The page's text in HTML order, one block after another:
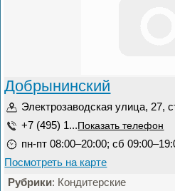
Добрынинский
Электрозаводская улица, 27,
+7 (495) 1... Показать телефон
пн-пт 08:00–20:00; сб
Посмотреть на карте
Рубрики: Кондитерские